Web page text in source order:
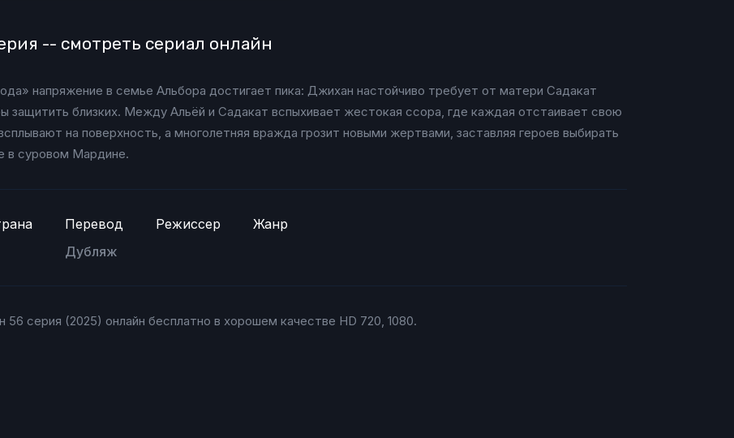
-- смотреть сериал онлайн
напряжение в семье Альбора достигает пика: Джихан настойчиво требует от матери Садакат
защитить близких. Между Альёй и Садакат вспыхивает жестокая ссора, где каждая отстаивает свою
на поверхность, а многолетняя вражда грозит новыми жертвами, заставляя героев выбирать
в суровом Мардине.
Перевод
Дубляж
Режиссер Жанр
серия (2025) онлайн бесплатно в хорошем качестве HD 720, 1080.